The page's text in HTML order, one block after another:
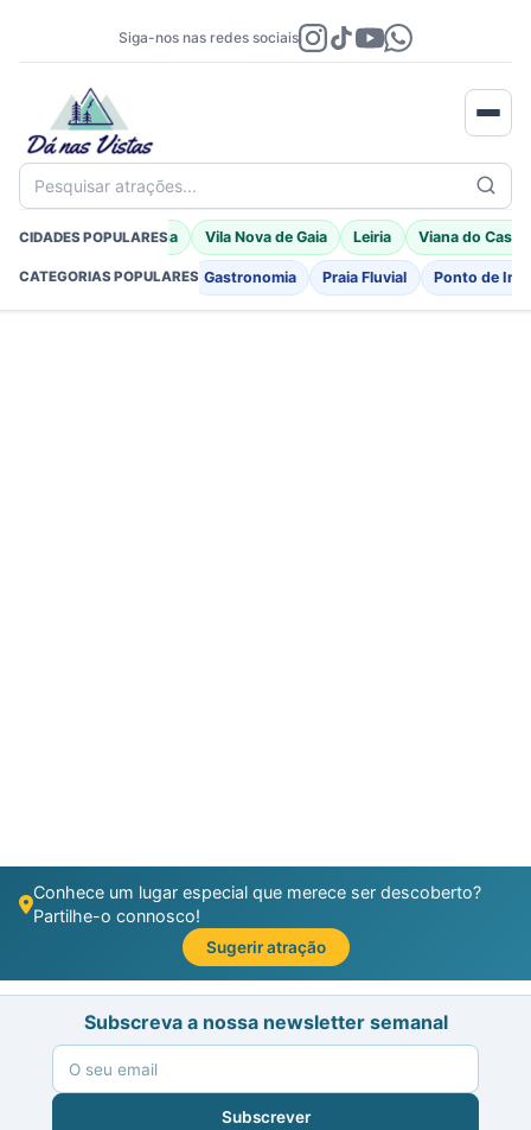
Siga-nos nas redes sociais
Pesquisar atrações...
CIDADES POPULARES
Porto Moniz Braga Vila Nova de Gaia Leiria Viana do
CATEGORIAS POPULARES
Fortificações Igreja Gastronomia Praia Fluvial Ponto de
Conhece um lugar especial que merece ser descoberto?
Partilhe-o connosco!
Sugerir atração
Subscreva a nossa newsletter semanal
Subscrever